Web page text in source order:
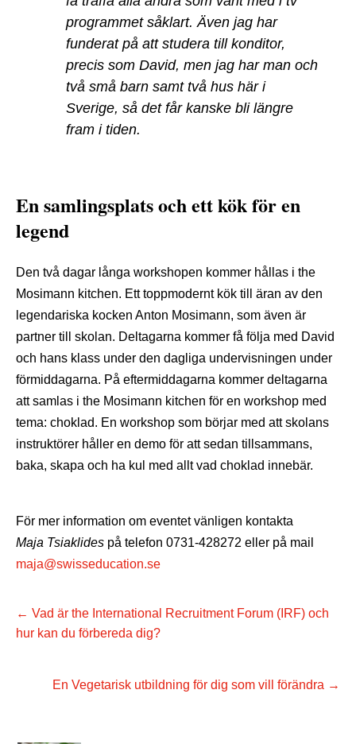
programmet såklart. Även jag har
funderat på att studera till konditor,
precis som David, men jag har man och
två små barn samt två hus här i
Sverige, så det får kanske bli längre
fram i tiden.
En samlingsplats och ett kök för en
legend
Den två dagar långa workshopen kommer hållas i the
Mosimann kitchen. Ett toppmodernt kök till äran av den
legendariska kocken Anton Mosimann, som även är
partner till skolan. Deltagarna kommer få följa med David
och hans klass under den dagliga undervisningen under
förmiddagarna. På eftermiddagarna kommer deltagarna
att samlas i the Mosimann kitchen för en workshop med
tema: choklad. En workshop som börjar med att skolans
instruktörer håller en demo för att sedan tillsammans,
baka, skapa och ha kul med allt vad choklad innebär.
För mer information om eventet vänligen kontakta
Maja Tsiaklides på telefon 0731-428272 eller på mail
maja@swisseducation.se
← Vad är the International Recruitment Forum (IRF) och
hur kan du förbereda dig?
En Vegetarisk utbildning för dig som vill förändra →